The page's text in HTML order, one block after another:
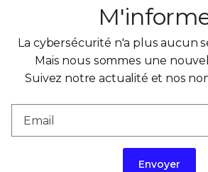
La cybersécurité n'a plus aucun
Mais nous sommes une
Suivez notre actualité et nos
Envoyer